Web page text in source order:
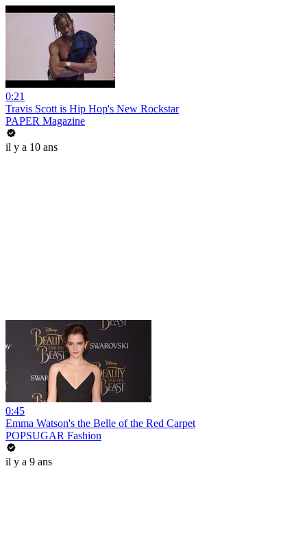
0:21
Travis Scott is Hip Hop's New Rockstar
PAPER Magazine
il y a 10 ans
0:45
Emma Watson's the Belle of the Red Carpet
POPSUGAR Fashion
il y a 9 ans